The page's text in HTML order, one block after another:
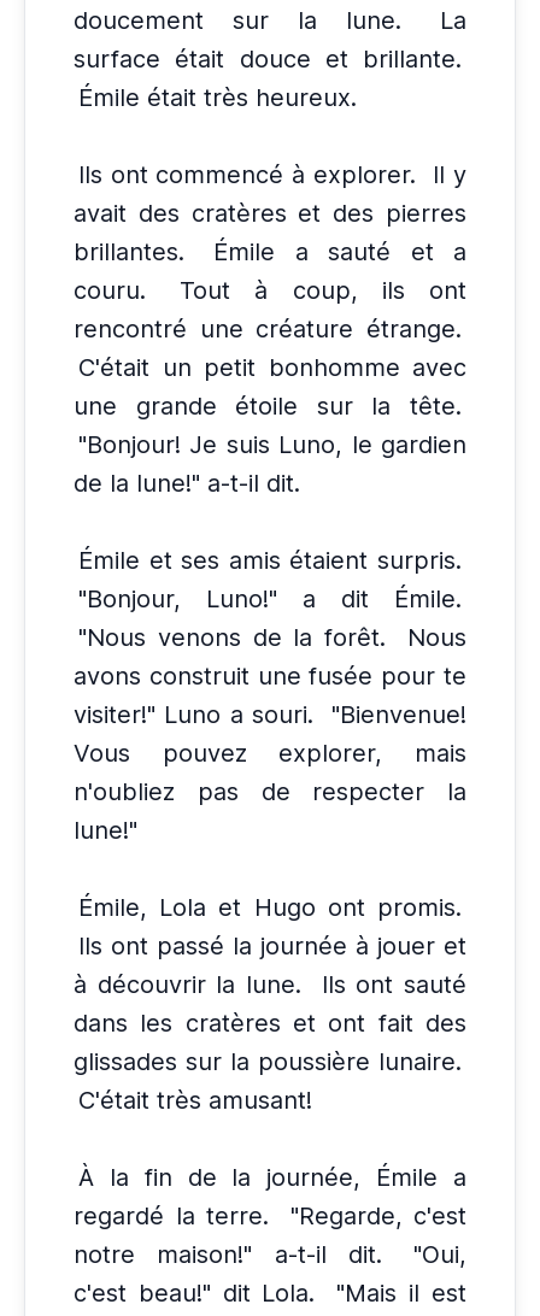
doucement sur la lune.
La
surface était douce et brillante.
Émile était très heureux.
Ils ont commencé à explorer.
Il y
avait des cratères et des pierres
brillantes.
Émile a sauté et a
couru.
Tout à coup, ils ont
rencontré une créature étrange.
C'était un petit bonhomme avec
une grande étoile sur la tête.
"Bonjour! Je suis Luno, le gardien
de la lune!" a-t-il dit.
Émile et ses amis étaient surpris.
"Bonjour, Luno!" a dit Émile.
"Nous venons de la forêt.
Nous
avons construit une fusée pour te
visiter!" Luno a souri.
"Bienvenue!
Vous pouvez explorer, mais
n'oubliez pas de respecter la
lune!"
Émile, Lola et Hugo ont promis.
Ils ont passé la journée à jouer et
à découvrir la lune.
Ils ont sauté
dans les cratères et ont fait des
glissades sur la poussière lunaire.
C'était très amusant!
À la fin de la journée, Émile a
regardé la terre.
"Regarde, c'est
notre maison!" a-t-il dit.
"Oui,
c'est beau!" dit Lola.
"Mais il est